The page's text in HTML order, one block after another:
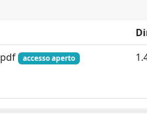
accesso aperto